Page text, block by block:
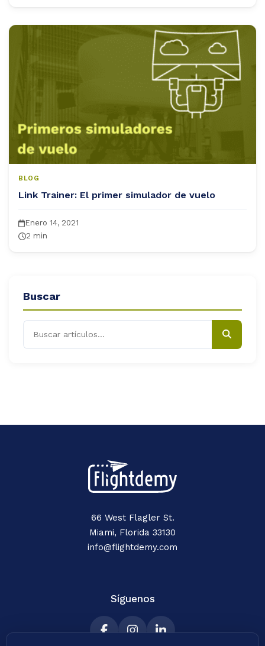
BLOG
Link Trainer: El primer simulador de vuelo
Enero 14, 2021
2 min
Buscar
66 West Flagler St.
Miami, Florida 33130
info@flightdemy.com
Síguenos